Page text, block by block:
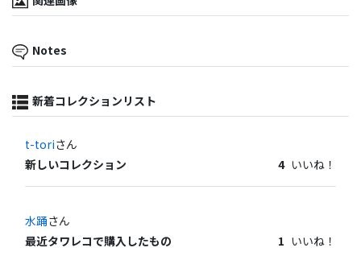
Notes
新着コレクションリスト
t-toriさん
新しいコレクション
4 いいね！
水踊さん
最近タワレコで購入したもの
1 いいね！